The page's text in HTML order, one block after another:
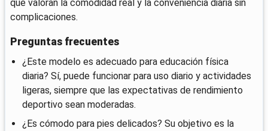
que valoran la comodidad real y la conveniencia diaria sin
complicaciones.
Preguntas frecuentes
¿Este modelo es adecuado para educación física
diaria? Sí, puede funcionar para uso diario y actividades
ligeras, siempre que las expectativas de rendimiento
deportivo sean moderadas.
¿Es cómodo para pies delicados? Su objetivo es la